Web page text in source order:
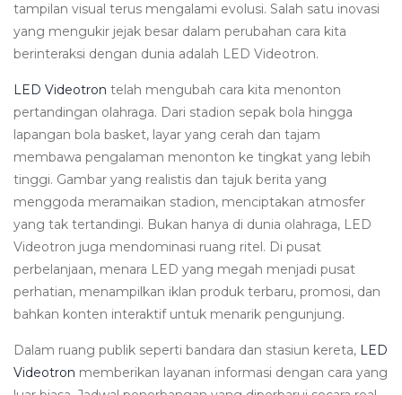
tampilan visual terus mengalami evolusi. Salah satu inovasi
yang mengukir jejak besar dalam perubahan cara kita
berinteraksi dengan dunia adalah LED Videotron.
LED Videotron telah mengubah cara kita menonton
pertandingan olahraga. Dari stadion sepak bola hingga
lapangan bola basket, layar yang cerah dan tajam
membawa pengalaman menonton ke tingkat yang lebih
tinggi. Gambar yang realistis dan tajuk berita yang
menggoda meramaikan stadion, menciptakan atmosfer
yang tak tertandingi. Bukan hanya di dunia olahraga, LED
Videotron juga mendominasi ruang ritel. Di pusat
perbelanjaan, menara LED yang megah menjadi pusat
perhatian, menampilkan iklan produk terbaru, promosi, dan
bahkan konten interaktif untuk menarik pengunjung.
Dalam ruang publik seperti bandara dan stasiun kereta, LED
Videotron memberikan layanan informasi dengan cara yang